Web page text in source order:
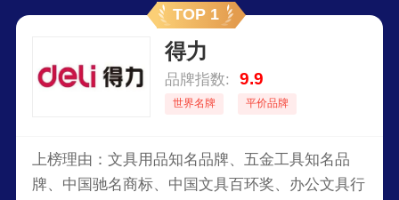
TOP 1
得力
品牌指数: 9.9
世界名牌 平价品牌
上榜理由：文具用品知名品牌、五金工具知名品
牌、中国驰名商标、中国文具百环奖、办公文具行